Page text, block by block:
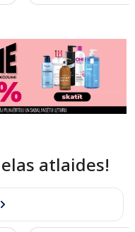
atlaides!